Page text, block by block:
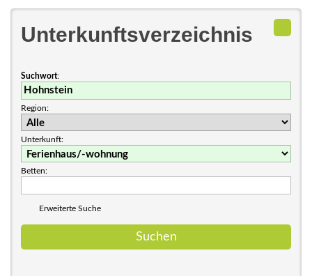
Unterkunftsverzeichnis
Suchwort:
Region:
Unterkunft:
Betten:
Erweiterte Suche